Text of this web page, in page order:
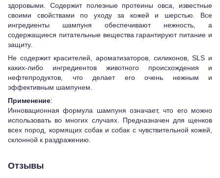
здоровыми. Содержит полезные протеины овса, известные
своими свойствами по уходу за кожей и шерстью. Все
ингредиенты шампуня обеспечивают нежность, а
содержащиеся питательные вещества гарантируют питание и
защиту.
Не содержит красителей, ароматизаторов, силиконов, SLS и
каких-либо ингредиентов животного происхождения и
нефтепродуктов, что делает его очень нежным и
эффективным шампунем.
Применение:
Инновационная формула шампуня означает, что его можно
использовать во многих случаях. Предназначен для щенков
всех пород, кормящих собак и собак с чувствительной кожей,
склонной к раздражению.
Отзывы